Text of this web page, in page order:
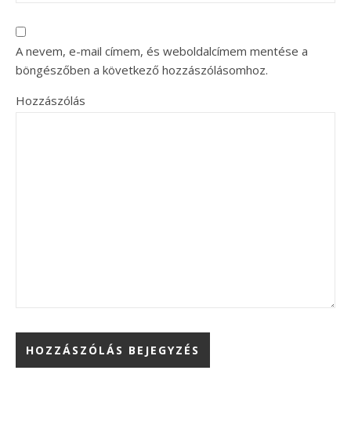
A nevem, e-mail címem, és weboldalcímem mentése a
böngészőben a következő hozzászólásomhoz.
Hozzászólás